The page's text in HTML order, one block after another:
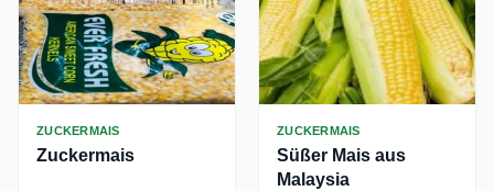
ZUCKERMAIS
Zuckermais
ZUCKERMAIS
Süßer Mais aus
Malaysia